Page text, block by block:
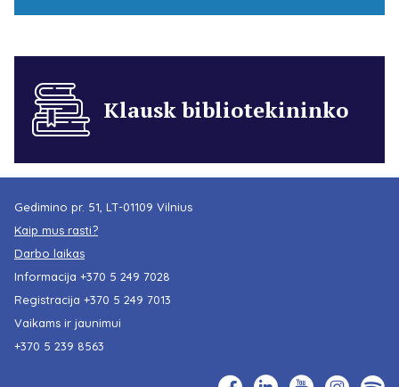
Klausk bibliotekininko
Gedimino pr. 51, LT-01109 Vilnius
Kaip mus rasti?
Darbo laikas
Informacija +370 5 249 7028
Registracija +370 5 249 7013
Vaikams ir jaunimui
+370 5 239 8563